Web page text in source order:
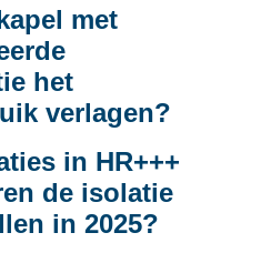
met
het
verlagen?
in HR+++
de isolatie
in 2025?